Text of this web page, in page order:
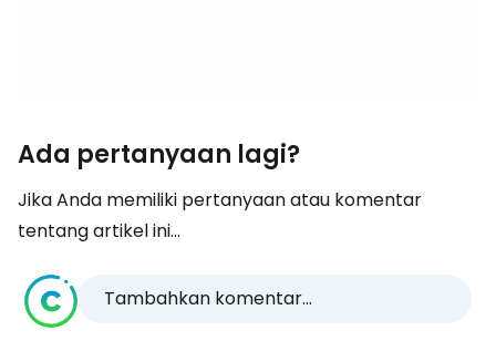
Ada pertanyaan lagi?
Jika Anda memiliki pertanyaan atau komentar
tentang artikel ini...
Tambahkan komentar...